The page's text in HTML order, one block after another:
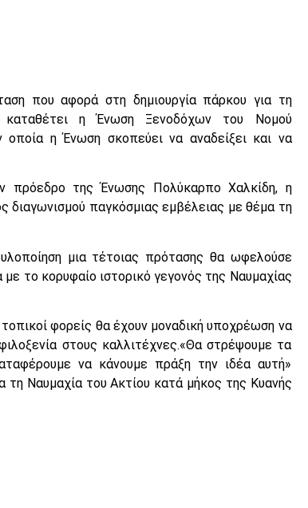
που αφορά στη δημιουργία πάρκου για τη
καταθέτει η Ένωση Ξενοδόχων του Νομού
η Ένωση σκοπεύει να αναδείξει και να
πρόεδρο της Ένωσης Πολύκαρπο Χαλκίδη, η
διαγωνισμού παγκόσμιας εμβέλειας με θέμα τη
μια τέτοιας πρότασης θα ωφελούσε
το κορυφαίο ιστορικό γεγονός της Ναυμαχίας
φορείς θα έχουν μοναδική υποχρέωση να
στους καλλιτέχνες.«Θα στρέψουμε τα
να κάνουμε πράξη την ιδέα αυτή»
τη Ναυμαχία του Ακτίου κατά μήκος της Κυανής